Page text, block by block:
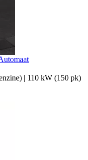
| 110 kW (150 pk)